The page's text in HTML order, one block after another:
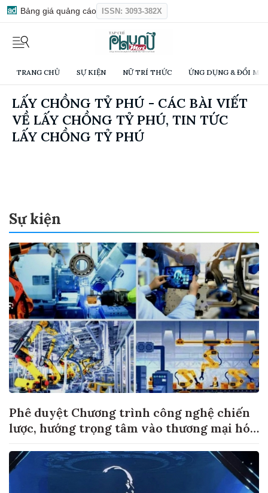
Bảng giá quảng cáo ISSN: 3093-382X
TRANG CHỦ SỰ KIỆN NỮ TRÍ THỨC ỨNG DỤNG & ĐỔI
LẤY CHỒNG TỶ PHÚ - CÁC BÀI VIẾT
VỀ LẤY CHỒNG TỶ PHÚ, TIN TỨC
LẤY CHỒNG TỶ PHÚ
Sự kiện
Phê duyệt Chương trình công nghệ chiến
lược, hướng trọng tâm vào thương mại hóa